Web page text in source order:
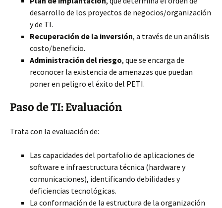
desarrollo de los proyectos de negocios/organización
y de TI.
Recuperación de la inversión, a través de un análisis
costo/beneficio.
Administración del riesgo, que se encarga de
reconocer la existencia de amenazas que puedan
poner en peligro el éxito del PETI.
Paso de TI: Evaluación
Trata con la evaluación de:
Las capacidades del portafolio de aplicaciones de
software e infraestructura técnica (hardware y
comunicaciones), identificando debilidades y
deficiencias tecnológicas.
La conformación de la estructura de la organización